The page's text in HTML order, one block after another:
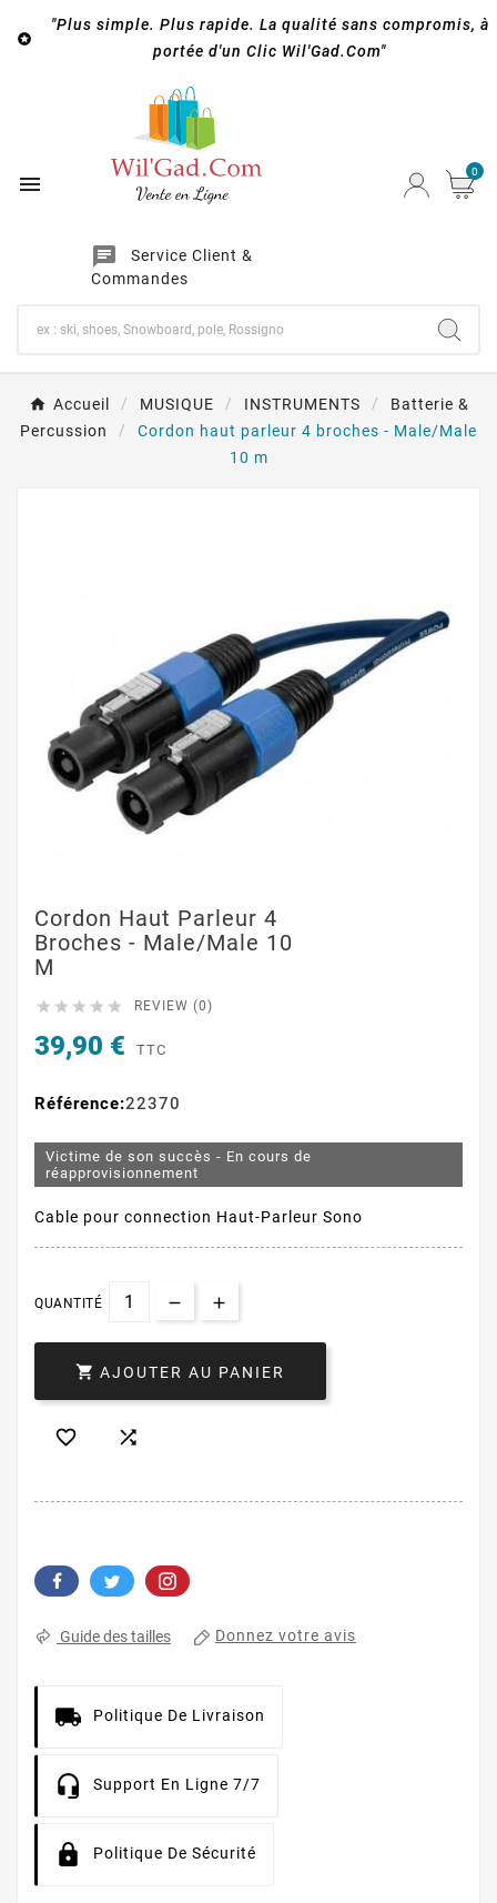

"Plus simple. Plus rapide. La qualité sans compromis, à
portée d'un Clic Wil'Gad.Com"

chat
Service Client &
Commandes
0
Accueil MUSIQUE INSTRUMENTS
Batterie &
Percussion
Cordon haut parleur 4 broches - Male/Male
10 m
Cordon Haut Parleur 4
Broches - Male/Male 10
M
     REVIEW (0)
39,90 € TTC
Référence:22370
Victime de son succès - En cours de
réapprovisionnement
Cable pour connection Haut-Parleur Sono
QUANTITÉ
 AJOUTER AU PANIER
 
Guide des tailles Donnez votre avis
Politique De Livraison
Support En Ligne 7/7
Politique De Sécurité